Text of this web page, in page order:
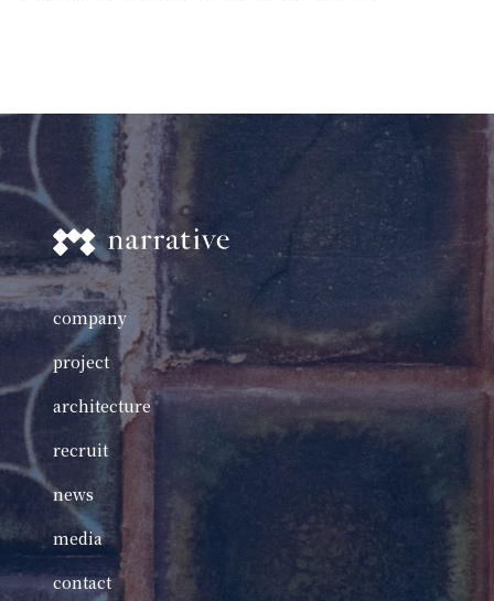
company
project
architecture
recruit
news
media
contact